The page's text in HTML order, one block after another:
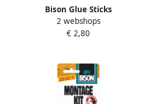
Bison Glue Sticks
Transparant Crd
12X7Mm*12 L79 1490812
2 webshops
€ 2,80